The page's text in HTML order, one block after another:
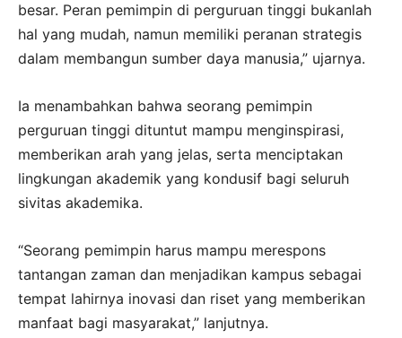
besar. Peran pemimpin di perguruan tinggi bukanlah
hal yang mudah, namun memiliki peranan strategis
dalam membangun sumber daya manusia,” ujarnya.
Ia menambahkan bahwa seorang pemimpin
perguruan tinggi dituntut mampu menginspirasi,
memberikan arah yang jelas, serta menciptakan
lingkungan akademik yang kondusif bagi seluruh
sivitas akademika.
“Seorang pemimpin harus mampu merespons
tantangan zaman dan menjadikan kampus sebagai
tempat lahirnya inovasi dan riset yang memberikan
manfaat bagi masyarakat,” lanjutnya.